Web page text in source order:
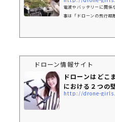
電波やバッテリーに関
事は「ドローンの飛行距
いける」 長距離自律飛
唱する「スマートドロー
ドローン情報サイト
ドローンはどこ
における２つの